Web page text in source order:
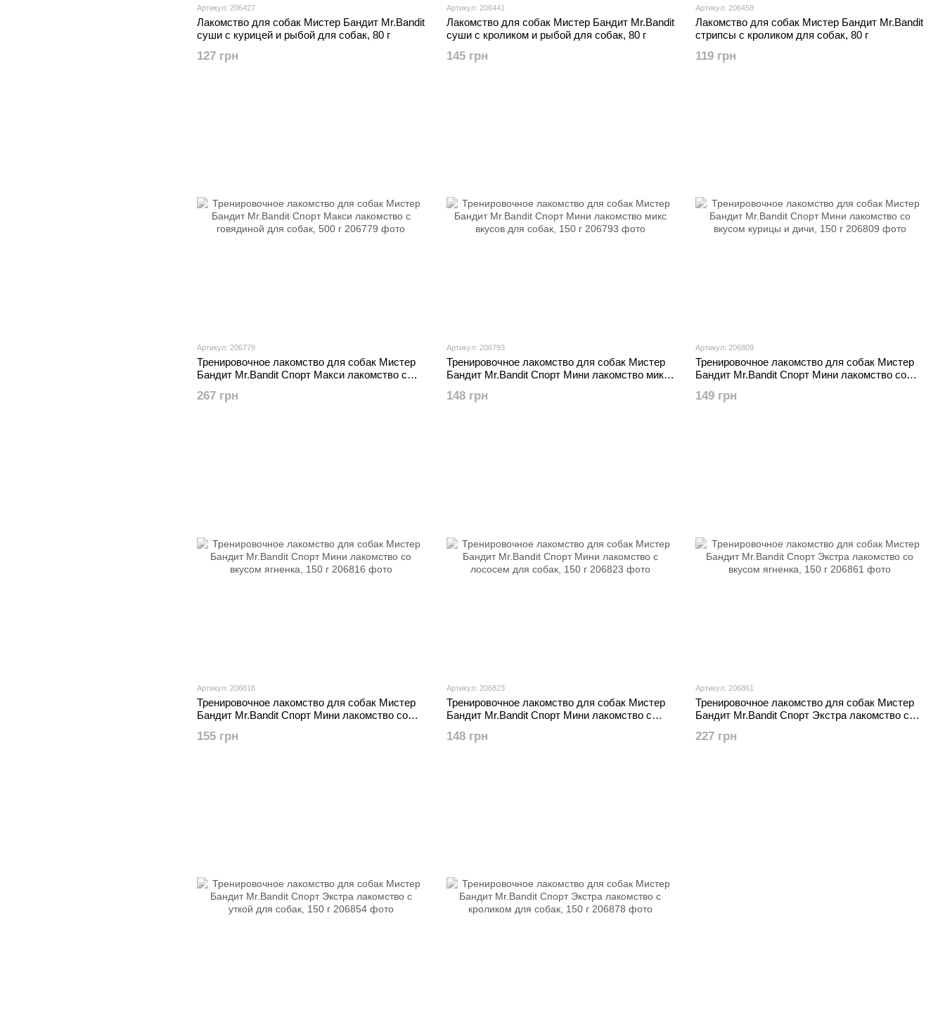
Артикул: 206427
Лакомство для собак Мистер Бандит Mr.Bandit
суши с курицей и рыбой для собак, 80 г
127 грн
Артикул: 206441
Лакомство для собак Мистер Бандит Mr.Bandit
суши с кроликом и рыбой для собак, 80 г
145 грн
Артикул: 206458
Лакомство для собак Мистер Бандит Mr.Bandit
стрипсы с кроликом для собак, 80 г
119 грн
Артикул: 206779
Тренировочное лакомство для собак Мистер
Бандит Mr.Bandit Спорт Макси лакомство с
267 грн
Артикул: 206793
Тренировочное лакомство для собак Мистер
Бандит Mr.Bandit Спорт Мини лакомство микс
148 грн
Артикул: 206809
Тренировочное лакомство для собак Мистер
Бандит Mr.Bandit Спорт Мини лакомство со
149 грн
Артикул: 206816
Тренировочное лакомство для собак Мистер
Бандит Mr.Bandit Спорт Мини лакомство со
155 грн
Артикул: 206823
Тренировочное лакомство для собак Мистер
Бандит Mr.Bandit Спорт Мини лакомство с
148 грн
Артикул: 206861
Тренировочное лакомство для собак Мистер
Бандит Mr.Bandit Спорт Экстра лакомство со
227 грн